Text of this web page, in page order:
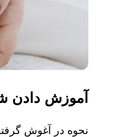
آموزش دادن
نحوه در آغوش